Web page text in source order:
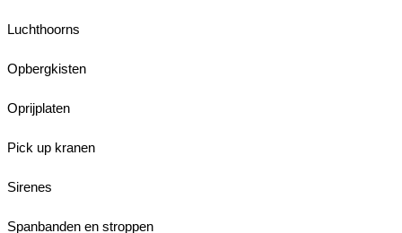
Luchthoorns
Opbergkisten
Oprijplaten
Pick up kranen
Sirenes
Spanbanden en stroppen